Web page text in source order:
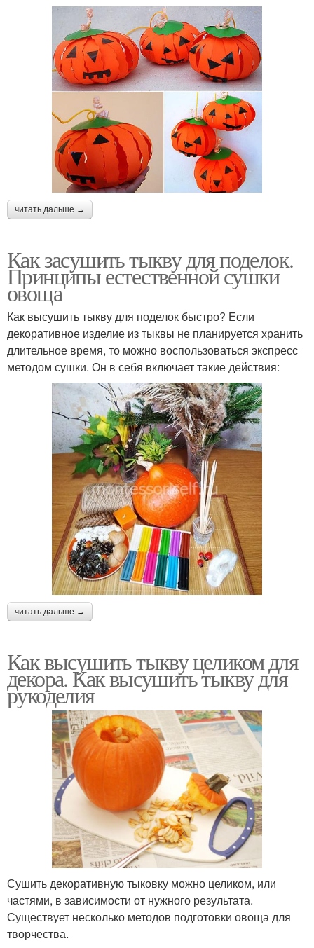
читать дальше →
Как засушить тыкву для поделок.
Принципы естественной сушки
овоща
Как высушить тыкву для поделок быстро? Если
декоративное изделие из тыквы не планируется хранить
длительное время, то можно воспользоваться экспресс
методом сушки. Он в себя включает такие действия:
читать дальше →
Как высушить тыкву целиком для
декора. Как высушить тыкву для
рукоделия
Сушить декоративную тыковку можно целиком, или
частями, в зависимости от нужного результата.
Существует несколько методов подготовки овоща для
творчества.